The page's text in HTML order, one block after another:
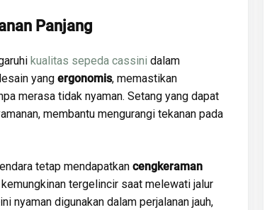
Panjang
kualitas sepeda cassini dalam
yang ergonomis, memastikan
merasa tidak nyaman. Setang yang dapat
membantu mengurangi tekanan pada
tetap mendapatkan cengkeraman
tergelincir saat melewati jalur
nyaman digunakan dalam perjalanan jauh,